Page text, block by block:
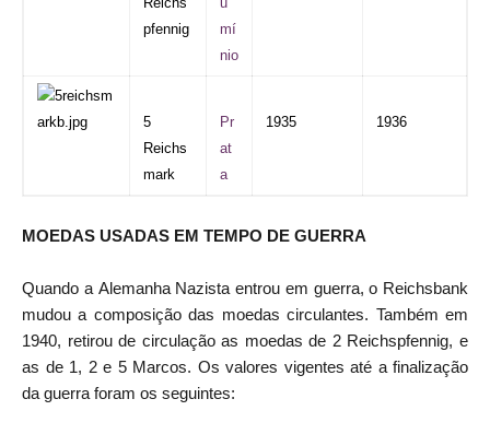
pfennig
mí
nio
5
Reichs
mark
Pr
at
a
1935 1936
MOEDAS USADAS EM TEMPO DE GUERRA
Quando a Alemanha Nazista entrou em guerra, o Reichsbank
mudou a composição das moedas circulantes. Também em
1940, retirou de circulação as moedas de 2 Reichspfennig, e
as de 1, 2 e 5 Marcos. Os valores vigentes até a finalização
da guerra foram os seguintes: